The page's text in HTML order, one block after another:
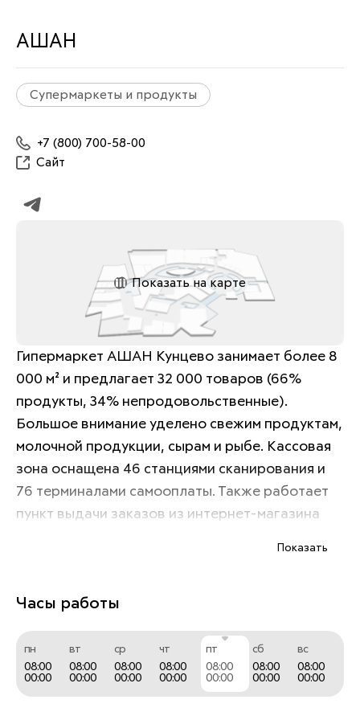
АШАН
Супермаркеты и продукты
+7 (800) 700-58-00
Сайт
Показать на карте
Гипермаркет АШАН Кунцево занимает более 8
000 м² и предлагает 32 000 товаров (66%
продукты, 34% непродовольственные).
Большое внимание уделено свежим продуктам,
молочной продукции, сырам и рыбе. Кассовая
зона оснащена 46 станциями сканирования и
76 терминалами самооплаты. Также работает
пункт выдачи заказов из интернет-магазина
Показать
Часы работы
пн
08:00
00:00
вт
08:00
00:00
ср
08:00
00:00
чт
08:00
00:00
пт
08:00
00:00
сб
08:00
00:00
вс
08:00
00:00